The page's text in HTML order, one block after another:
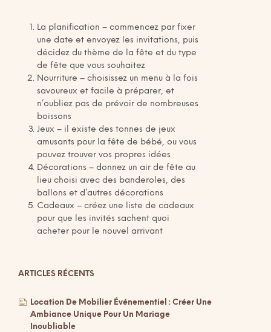
La planification – commencez par fixer
une date et envoyez les invitations, puis
décidez du thème de la fête et du type
de fête que vous souhaitez
Nourriture – choisissez un menu à la fois
savoureux et facile à préparer, et
n’oubliez pas de prévoir de nombreuses
boissons
Jeux – il existe des tonnes de jeux
amusants pour la fête de bébé, ou vous
pouvez trouver vos propres idées
Décorations – donnez un air de fête au
lieu choisi avec des banderoles, des
ballons et d’autres décorations
Cadeaux – créez une liste de cadeaux
pour que les invités sachent quoi
acheter pour le nouvel arrivant
ARTICLES RÉCENTS
Location De Mobilier Événementiel : Créer Une
Ambiance Unique Pour Un Mariage
Inoubliable